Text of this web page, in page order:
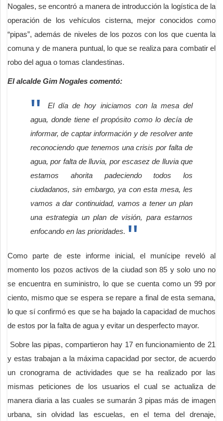
Nogales, se encontró a manera de introducción la logística de la
operación de los vehículos cisterna, mejor conocidos como
“pipas”, además de niveles de los pozos con los que cuenta la
comuna y de manera puntual, lo que se realiza para combatir el
robo del agua o tomas clandestinas.
El alcalde Gim Nogales comentó:
El día de hoy iniciamos con la mesa del
agua, donde tiene el propósito como lo decía de
informar, de captar información y de resolver ante
reconociendo que tenemos una crisis por falta de
agua, por falta de lluvia, por escasez de lluvia que
estamos ahorita padeciendo todos los
ciudadanos, sin embargo, ya con esta mesa, les
vamos a dar continuidad, vamos a tener un plan
una estrategia un plan de visión, para estarnos
enfocando en las prioridades.
Como parte de este informe inicial, el munícipe reveló al
momento los pozos activos de la ciudad son 85 y solo uno no
se encuentra en suministro, lo que se cuenta como un 99 por
ciento, mismo que se espera se repare a final de esta semana,
lo que sí confirmó es que se ha bajado la capacidad de muchos
de estos por la falta de agua y evitar un desperfecto mayor.
Sobre las pipas, compartieron hay 17 en funcionamiento de 21
y estas trabajan a la máxima capacidad por sector, de acuerdo
un cronograma de actividades que se ha realizado por las
mismas peticiones de los usuarios el cual se actualiza de
manera diaria a las cuales se sumarán 3 pipas más de imagen
urbana, sin olvidad las escuelas, en el tema del drenaje,